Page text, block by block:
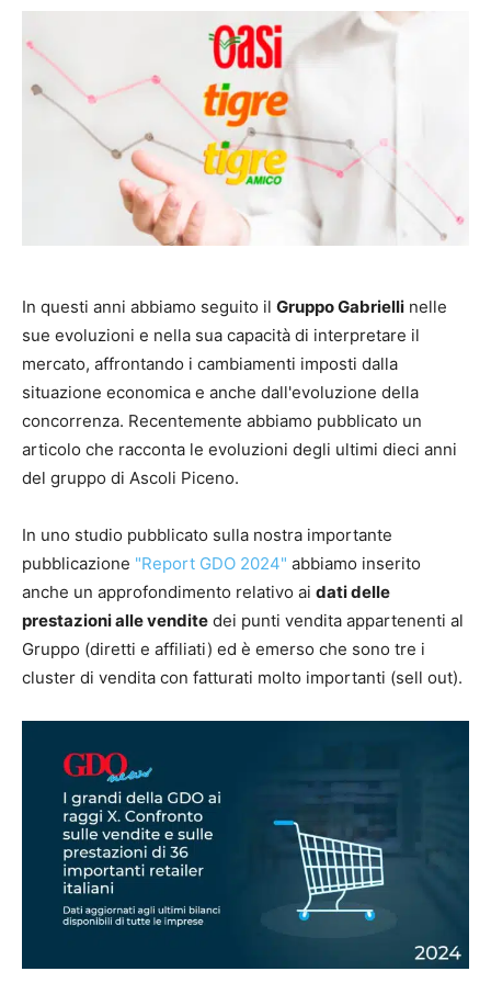
In questi anni abbiamo seguito il Gruppo Gabrielli nelle
sue evoluzioni e nella sua capacità di interpretare il
mercato, affrontando i cambiamenti imposti dalla
situazione economica e anche dall'evoluzione della
concorrenza. Recentemente abbiamo pubblicato un
articolo che racconta le evoluzioni degli ultimi dieci anni
del gruppo di Ascoli Piceno.
In uno studio pubblicato sulla nostra importante
pubblicazione "Report GDO 2024" abbiamo inserito
anche un approfondimento relativo ai dati delle
prestazioni alle vendite dei punti vendita appartenenti al
Gruppo (diretti e affiliati) ed è emerso che sono tre i
cluster di vendita con fatturati molto importanti (sell out).